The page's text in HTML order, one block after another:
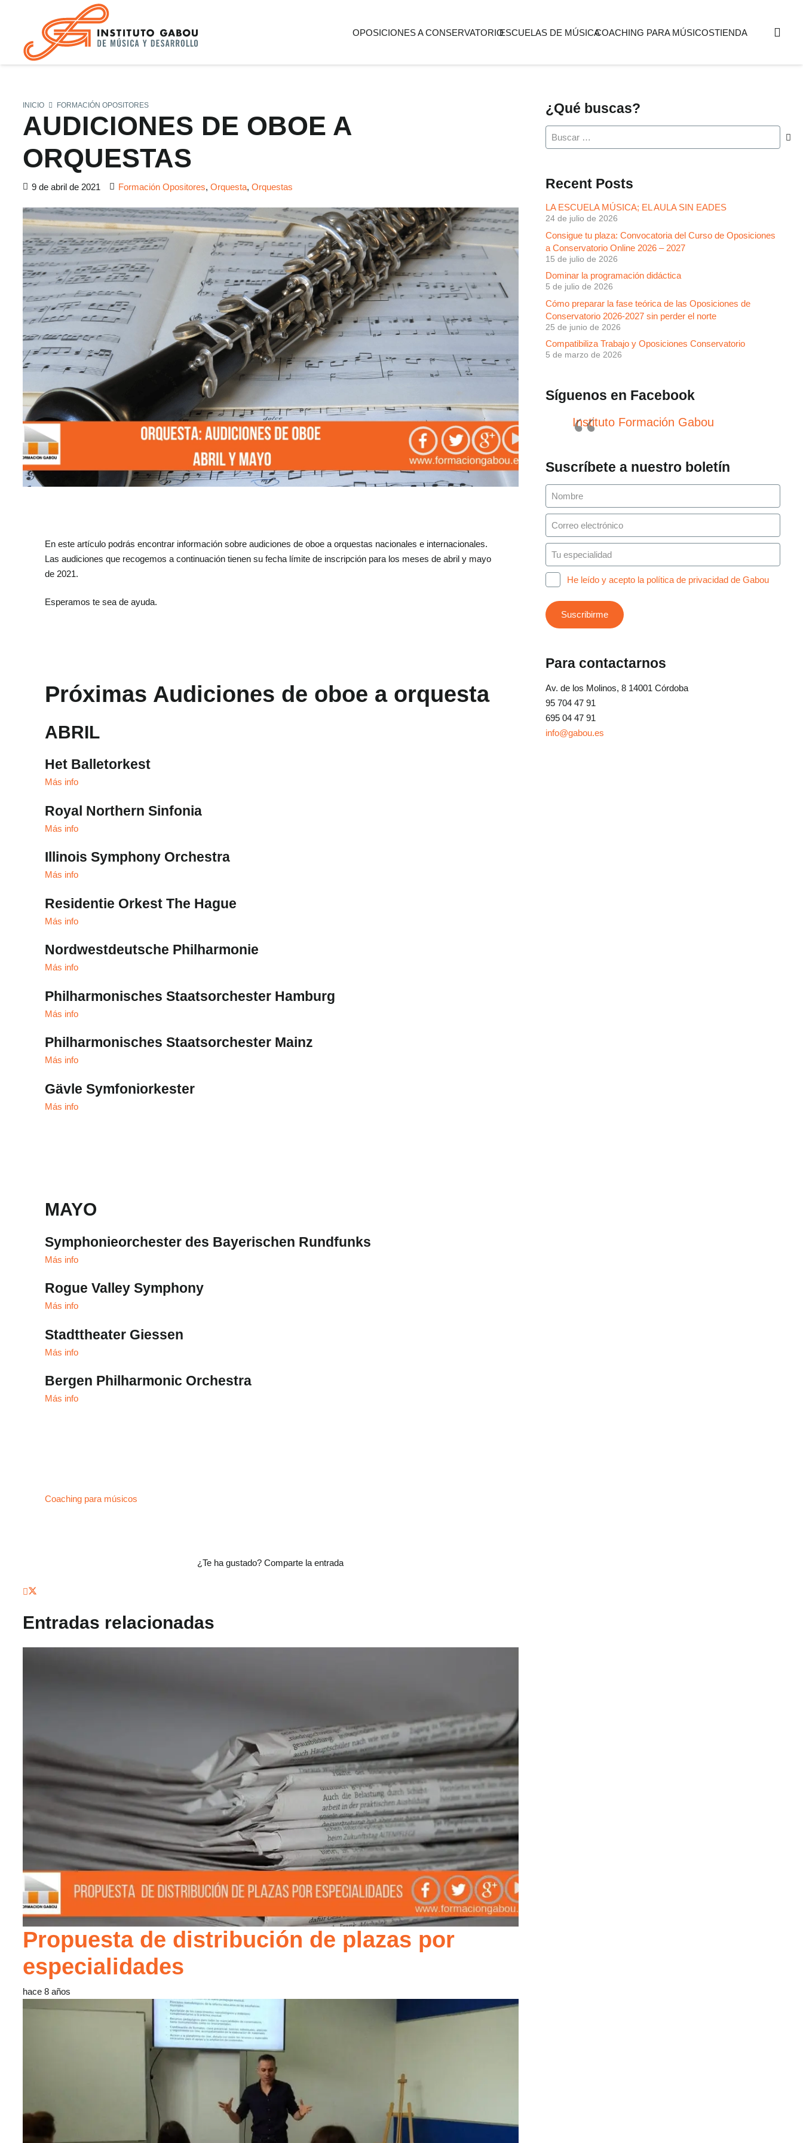
OPOSICIONES A CONSERVATORIOESCUELAS DE MÚSICACOACHING PARA MÚSICOSTIENDA
INICIO FORMACIÓN OPOSITORES
AUDICIONES DE OBOE A
ORQUESTAS
9 de abril de 2021 Formación Opositores, Orquesta, Orquestas
En este artículo podrás encontrar información sobre audiciones de oboe a orquestas nacionales e internacionales.
Las audiciones que recogemos a continuación tienen su fecha límite de inscripción para los meses de abril y mayo
de 2021.
Esperamos te sea de ayuda.
Próximas Audiciones de oboe a orquesta
ABRIL
Het Balletorkest
Más info
Royal Northern Sinfonia
Más info
Illinois Symphony Orchestra
Más info
Residentie Orkest The Hague
Más info
Nordwestdeutsche Philharmonie
Más info
Philharmonisches Staatsorchester Hamburg
Más info
Philharmonisches Staatsorchester Mainz
Más info
Gävle Symfoniorkester
Más info
MAYO
Symphonieorchester des Bayerischen Rundfunks
Más info
Rogue Valley Symphony
Más info
Stadttheater Giessen
Más info
Bergen Philharmonic Orchestra
Más info
Coaching para músicos
¿Te ha gustado? Comparte la entrada
Entradas relacionadas
Propuesta de distribución de plazas por
especialidades
hace 8 años
¿Qué buscas?
Buscar:
Recent Posts
LA ESCUELA MÚSICA; EL AULA SIN EADES
24 de julio de 2026
Consigue tu plaza: Convocatoria del Curso de Oposiciones
a Conservatorio Online 2026 – 2027
15 de julio de 2026
Dominar la programación didáctica
5 de julio de 2026
Cómo preparar la fase teórica de las Oposiciones de
Conservatorio 2026-2027 sin perder el norte
25 de junio de 2026
Compatibiliza Trabajo y Oposiciones Conservatorio
5 de marzo de 2026
Síguenos en Facebook
Instituto Formación Gabou
Suscríbete a nuestro boletín
He leído y acepto la política de privacidad de Gabou
Para contactarnos
Av. de los Molinos, 8 14001 Córdoba
95 704 47 91
695 04 47 91
info@gabou.es